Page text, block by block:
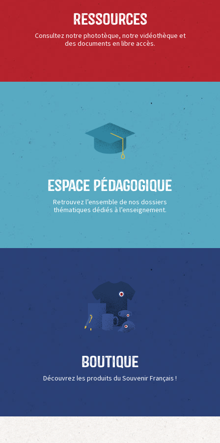
Ressources
Consultez notre phototèque, notre vidéothèque et
des documents en libre accès.
Espace Pédagogique
Retrouvez l’ensemble de nos dossiers
thématiques dédiés à l’enseignement.
Boutique
Découvrez les produits du Souvenir Français !